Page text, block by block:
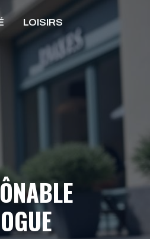
LOISIRS